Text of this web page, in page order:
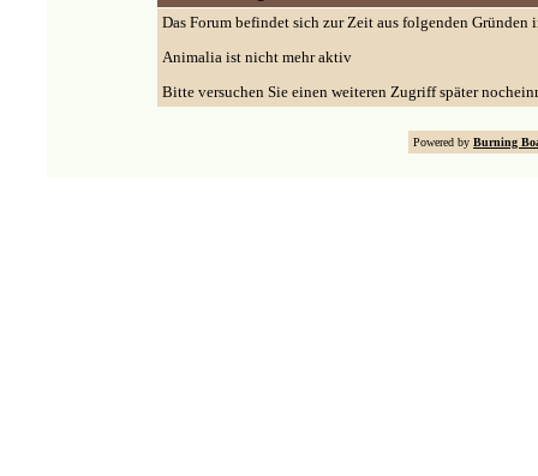
Das Forum befindet sich zur Zeit aus folgenden Gründen
Animalia ist nicht mehr aktiv
Bitte versuchen Sie einen weiteren Zugriff später
Powered by Burning